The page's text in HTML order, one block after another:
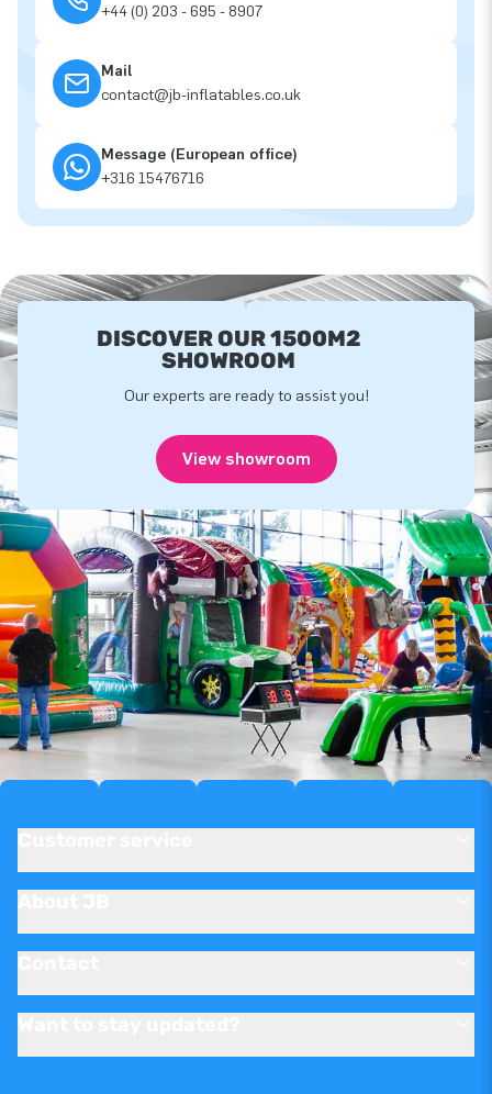
+44 (0) 203 - 695 - 8907
Mail
contact@jb-inflatables.co.uk
Message (European office)
+316 15476716
DISCOVER OUR 1500M2
SHOWROOM
Our experts are ready to assist you!
View showroom